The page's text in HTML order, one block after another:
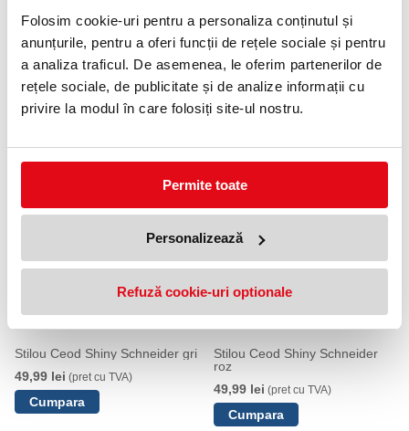
Folosim cookie-uri pentru a personaliza conținutul și
anunțurile, pentru a oferi funcții de rețele sociale și pentru
a analiza traficul. De asemenea, le oferim partenerilor de
rețele sociale, de publicitate și de analize informații cu
privire la modul în care folosiți site-ul nostru.
Permite toate
Personalizează
Refuză cookie-uri optionale
Culoare:Negru
Potrivit deopotrivă pentru școală, birou și acasă.
Specificatii
Clasic
Culoare
Destinatie
Stilou Ceod Shiny Schneider gri
49,99 lei (pret cu TVA)
Stilou Ceod Shiny Schneider
roz
49,99 lei (pret cu TVA)